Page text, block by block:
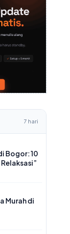
7 hari
Bogor: 10
Murah di